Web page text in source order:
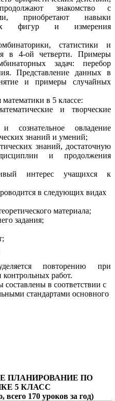
знакомство с
приобретают навыки
фигур и измерения
статистики и
в 4-ой четверти. Примеры
задач: перебор
Представление данных в
и примеры случайных
в 5 классе:
и творческие
сознательное овладение
знаний и умений;
знаний, достаточную
и продолжения
интерес учащихся к
в следующих видах
материала;
задания;
повторению при
работ.
составлены в соответствии с
стандартами основного
ПЛАНИРОВАНИЕ ПО
5 КЛАСС
всего 170 уроков за год)